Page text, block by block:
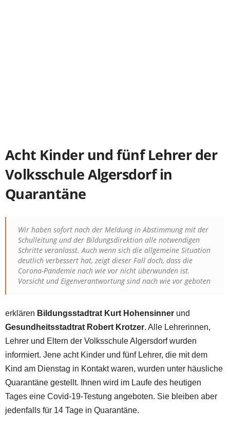
Acht Kinder und fünf Lehrer der
Volksschule Algersdorf in
Quarantäne
Wir haben sofort nach der Meldung in Abstimmung mit der
Schulleitung und der Bildungsdirektion alle notwendigen
Schritte veranlasst. Auch wenn sich die allgemeine Situation
deutlich verbessert hat, zeigt dieser Fall doch, dass die
Corona-Pandemie nach wie vor nicht überwunden ist.
Vorsicht und Eigenverantwortung sind nach wie vor geboten
erklären Bildungsstadtrat Kurt Hohensinner und
Gesundheitsstadtrat Robert Krotzer. Alle Lehrerinnen,
Lehrer und Eltern der Volksschule Algersdorf wurden
informiert. Jene acht Kinder und fünf Lehrer, die mit dem
Kind am Dienstag in Kontakt waren, wurden unter häusliche
Quarantäne gestellt. Ihnen wird im Laufe des heutigen
Tages eine Covid-19-Testung angeboten. Sie bleiben aber
jedenfalls für 14 Tage in Quarantäne.